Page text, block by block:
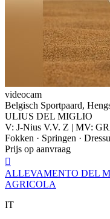
videocam
Belgisch Sportpaard,
ULIUS DEL MIGLIO
V: J-Nius V.V. Z | MV:
Fokken · Springen ·
Prijs op aanvraag

ALLEVAMENTO DEL
AGRICOLA
IT